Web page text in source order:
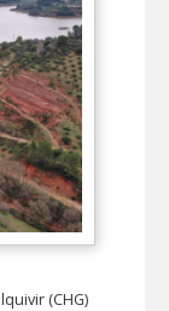
(CHG)